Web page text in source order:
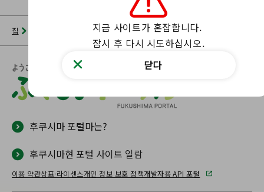
집 후쿠시마 포털 해당 페이지를 찾을 수 없습니다.
후쿠시마 포털마는?
후쿠시마현 포털 사이트 일람
이용 약관상표·라이센스개인 정보 보호 정책개발자용 API 포털
지금 사이트가 혼잡합니다.
잠시 후 다시 시도하십시오.
닫다